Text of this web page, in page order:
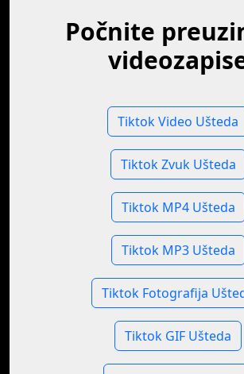
Počnite
Tiktok Video Ušteda
Tiktok Zvuk Ušteda
Tiktok MP4 Ušteda
Tiktok MP3 Ušteda
Tiktok Fotografija
Tiktok GIF Ušteda